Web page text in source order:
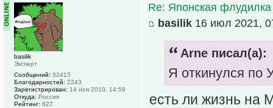
Re: Японская флудилка
basilik 16 июл 2021,
Arne писал(а):
Я откинулся по
есть ли жизнь на
basilik
Эксперт
Сообщений: 32415
Благодарностей: 2243
Зарегистрирован: 14 ноя 2010, 14:59
Откуда: Россия
Рейтинг: 627